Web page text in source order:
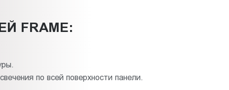
FRAME:
по всей поверхности панели.